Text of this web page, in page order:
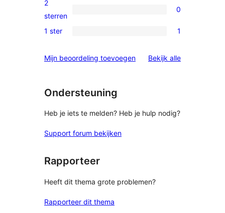
sterren
0
2
beoordelingen
2
sterren
0
1
ster
1 ster 1
Mijn beoordeling toevoegen Bekijk alle
Ondersteuning
Heb je iets te melden? Heb je hulp nodig?
Support forum bekijken
Rapporteer
Heeft dit thema grote problemen?
Rapporteer dit thema